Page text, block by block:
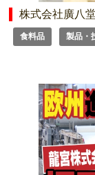
株式会社廣八
食料品 製品・